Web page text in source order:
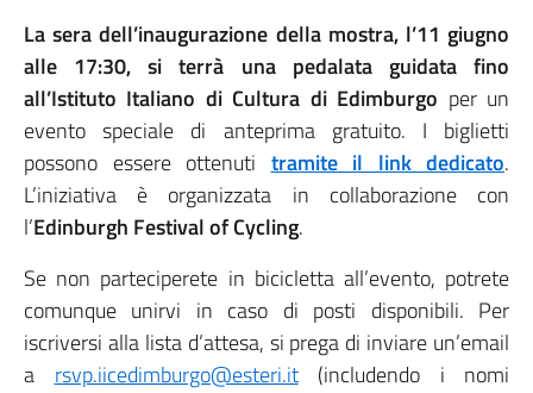
La sera dell’inaugurazione della mostra, l’11 giugno
alle 17:30, si terrà una pedalata guidata fino
all’Istituto Italiano di Cultura di Edimburgo per un
evento speciale di anteprima gratuito. I biglietti
possono essere ottenuti tramite il link dedicato.
L’iniziativa è organizzata in collaborazione con
l’Edinburgh Festival of Cycling.
Se non parteciperete in bicicletta all’evento, potrete
comunque unirvi in caso di posti disponibili. Per
iscriversi alla lista d’attesa, si prega di inviare un’email
a rsvp.iicedimburgo@esteri.it(includendo i nomi